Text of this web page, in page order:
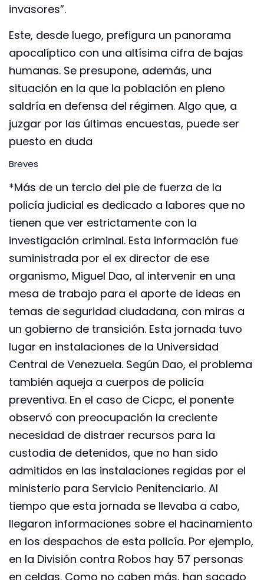
invasores”.
Este, desde luego, prefigura un panorama
apocalíptico con una altísima cifra de bajas
humanas. Se presupone, además, una
situación en la que la población en pleno
saldría en defensa del régimen. Algo que, a
juzgar por las últimas encuestas, puede ser
puesto en duda
Breves
*Más de un tercio del pie de fuerza de la
policía judicial es dedicado a labores que no
tienen que ver estrictamente con la
investigación criminal. Esta información fue
suministrada por el ex director de ese
organismo, Miguel Dao, al intervenir en una
mesa de trabajo para el aporte de ideas en
temas de seguridad ciudadana, con miras a
un gobierno de transición. Esta jornada tuvo
lugar en instalaciones de la Universidad
Central de Venezuela. Según Dao, el problema
también aqueja a cuerpos de policía
preventiva. En el caso de Cicpc, el ponente
observó con preocupación la creciente
necesidad de distraer recursos para la
custodia de detenidos, que no han sido
admitidos en las instalaciones regidas por el
ministerio para Servicio Penitenciario. Al
tiempo que esta jornada se llevaba a cabo,
llegaron informaciones sobre el hacinamiento
en los despachos de esta policía. Por ejemplo,
en la División contra Robos hay 57 personas
en celdas. Como no caben más, han sacado